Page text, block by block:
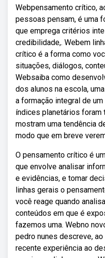
Webpensamento crítico,
pessoas pensam, é uma
que emprega critérios
credibilidade,. Webem
crítico é a forma como
situações, diálogos,
Websaiba como
dos alunos na escola,
a formação integral de
índices planetários
mostram uma tendência
modo que em breve
O pensamento crítico é
que envolve analisar
e evidências, e tomar
linhas gerais o
você reage quando
conteúdos em que é
fazemos uma. Webno
pedro nunes descreve,
recente experiência ao